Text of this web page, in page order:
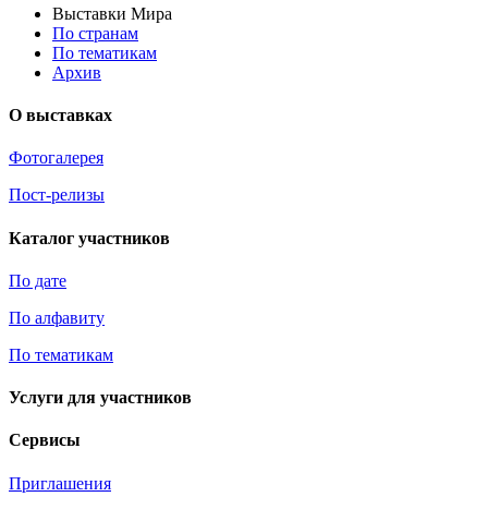
Выставки Мира
По странам
По тематикам
Архив
О выставках
Фотогалерея
Пост-релизы
Каталог участников
По дате
По алфавиту
По тематикам
Услуги для участников
Сервисы
Приглашения